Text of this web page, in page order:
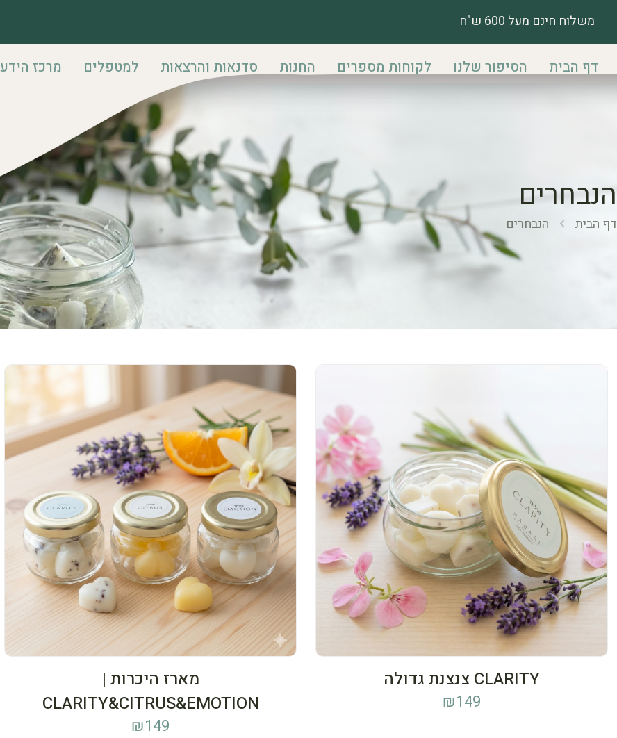
משלוח חינם מעל 600 ש"ח
דף הבית הסיפור שלנו לקוחות מספרים החנות סדנאות והרצאות למטפלים מרכז הידע
הנבחרים
דף הבית הנבחרים
CLARITY צנצנת גדולה
₪149
מארז היכרות |
CLARITY&CITRUS&EMOTION
₪149